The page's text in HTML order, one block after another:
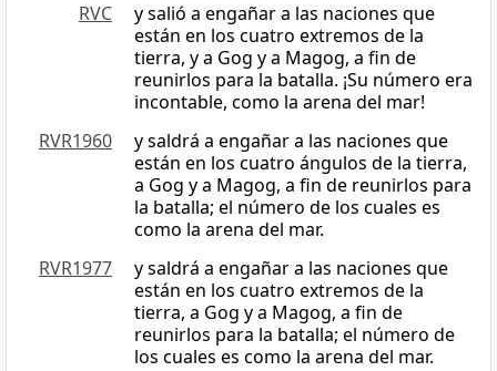
RVC
y salió a engañar a las naciones que
están en los cuatro extremos de la
tierra, y a Gog y a Magog, a fin de
reunirlos para la batalla. ¡Su número era
incontable, como la arena del mar!
RVR1960
y saldrá a engañar a las naciones que
están en los cuatro ángulos de la tierra,
a Gog y a Magog, a fin de reunirlos para
la batalla; el número de los cuales es
como la arena del mar.
RVR1977
y saldrá a engañar a las naciones que
están en los cuatro extremos de la
tierra, a Gog y a Magog, a fin de
reunirlos para la batalla; el número de
los cuales es como la arena del mar.